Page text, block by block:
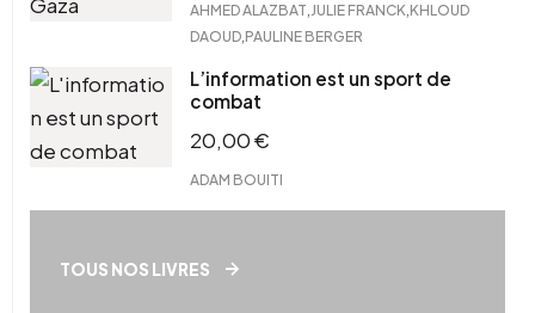
AHMED ALAZBAT JULIE FRANCK KHLOUD
DAOUD PAULINE BERGER
L’information est un sport de
combat
20,00€
ADAM BOUITI
TOUS NOS LIVRES